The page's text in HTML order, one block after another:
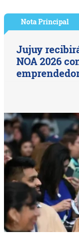
Nota Principal
Jujuy
NOA 2026